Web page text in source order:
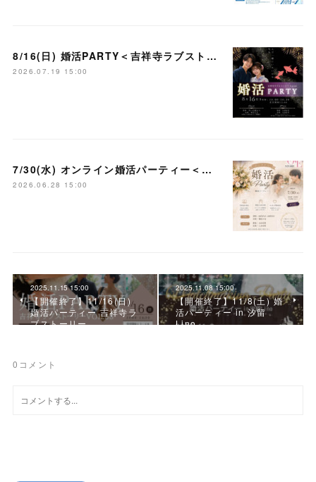
8/16(日) 婚活PARTY＜吉祥寺ラブストーリー＞
2026.07.19 15:00
7/30(水) オンライン婚活パーティー＜大宮ラブストーリー＞
2026.06.28 15:00
2025.11.15 15:00
【開催終了】11/16(日)
婚活パーティー 吉祥寺ラ
ブストーリー
2025.11.08 15:00
【開催終了】11/8(土) 婚
活パーティー in 汐留
Lino
0 コメント